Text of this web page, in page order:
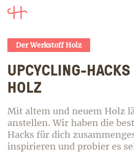
Verpasse keine
Hubert. Jetzt zum
anmelden!
NEWSLETTER
Der Werkstoff Holz
UPCYCLING-
HOLZ
Mit altem und neuem Holz
anstellen. Wir haben die
Hacks für dich
inspirieren und probier es